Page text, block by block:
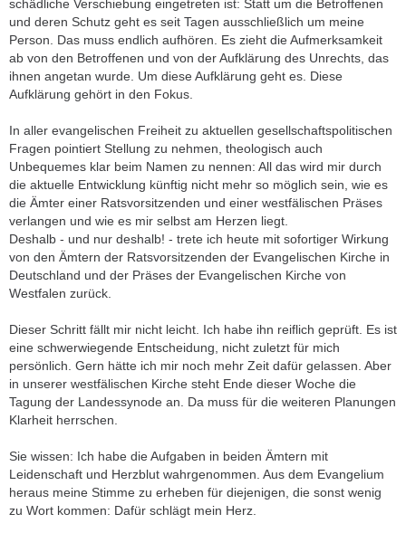
schädliche Verschiebung eingetreten ist: Statt um die Betroffenen
und deren Schutz geht es seit Tagen ausschließlich um meine
Person. Das muss endlich aufhören. Es zieht die Aufmerksamkeit
ab von den Betroffenen und von der Aufklärung des Unrechts, das
ihnen angetan wurde. Um diese Aufklärung geht es. Diese
Aufklärung gehört in den Fokus.
In aller evangelischen Freiheit zu aktuellen gesellschaftspolitischen
Fragen pointiert Stellung zu nehmen, theologisch auch
Unbequemes klar beim Namen zu nennen: All das wird mir durch
die aktuelle Entwicklung künftig nicht mehr so möglich sein, wie es
die Ämter einer Ratsvorsitzenden und einer westfälischen Präses
verlangen und wie es mir selbst am Herzen liegt.
Deshalb - und nur deshalb! - trete ich heute mit sofortiger Wirkung
von den Ämtern der Ratsvorsitzenden der Evangelischen Kirche in
Deutschland und der Präses der Evangelischen Kirche von
Westfalen zurück.
Dieser Schritt fällt mir nicht leicht. Ich habe ihn reiflich geprüft. Es ist
eine schwerwiegende Entscheidung, nicht zuletzt für mich
persönlich. Gern hätte ich mir noch mehr Zeit dafür gelassen. Aber
in unserer westfälischen Kirche steht Ende dieser Woche die
Tagung der Landessynode an. Da muss für die weiteren Planungen
Klarheit herrschen.
Sie wissen: Ich habe die Aufgaben in beiden Ämtern mit
Leidenschaft und Herzblut wahrgenommen. Aus dem Evangelium
heraus meine Stimme zu erheben für diejenigen, die sonst wenig
zu Wort kommen: Dafür schlägt mein Herz.